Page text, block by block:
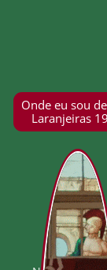
Onde eu sou
Laranjeiras
Baixe